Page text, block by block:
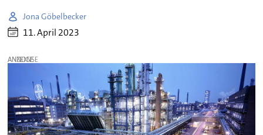
Jona Göbelbecker
11. April 2023
ANZEIGE